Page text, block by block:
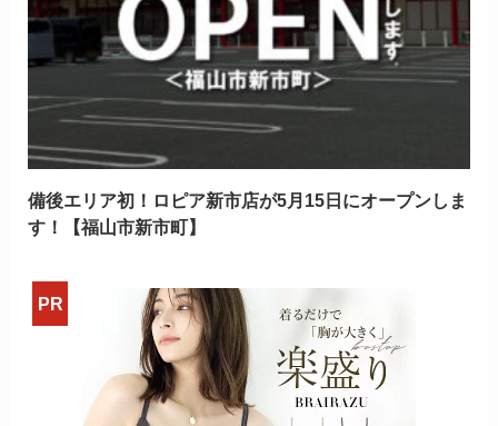
備後エリア初！ロピア新市店が5月15日にオープンしま
す！【福山市新市町】